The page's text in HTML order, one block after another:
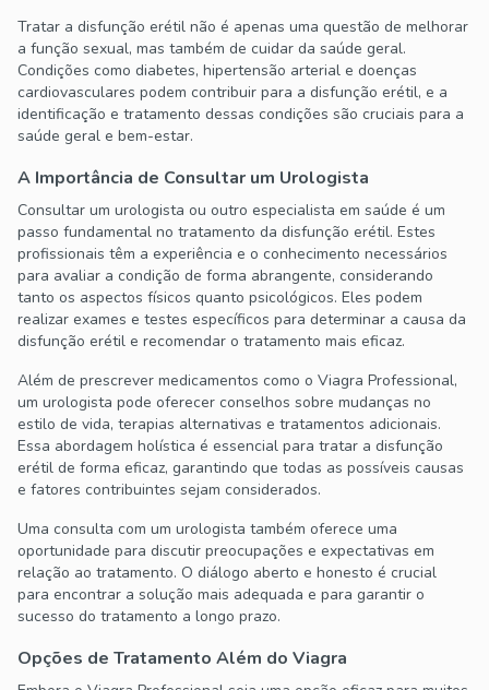
Tratar a disfunção erétil não é apenas uma questão de melhorar
a função sexual, mas também de cuidar da saúde geral.
Condições como diabetes, hipertensão arterial e doenças
cardiovasculares podem contribuir para a disfunção erétil, e a
identificação e tratamento dessas condições são cruciais para a
saúde geral e bem-estar.
A Importância de Consultar um Urologista
Consultar um urologista ou outro especialista em saúde é um
passo fundamental no tratamento da disfunção erétil. Estes
profissionais têm a experiência e o conhecimento necessários
para avaliar a condição de forma abrangente, considerando
tanto os aspectos físicos quanto psicológicos. Eles podem
realizar exames e testes específicos para determinar a causa da
disfunção erétil e recomendar o tratamento mais eficaz.
Além de prescrever medicamentos como o Viagra Professional,
um urologista pode oferecer conselhos sobre mudanças no
estilo de vida, terapias alternativas e tratamentos adicionais.
Essa abordagem holística é essencial para tratar a disfunção
erétil de forma eficaz, garantindo que todas as possíveis causas
e fatores contribuintes sejam considerados.
Uma consulta com um urologista também oferece uma
oportunidade para discutir preocupações e expectativas em
relação ao tratamento. O diálogo aberto e honesto é crucial
para encontrar a solução mais adequada e para garantir o
sucesso do tratamento a longo prazo.
Opções de Tratamento Além do Viagra